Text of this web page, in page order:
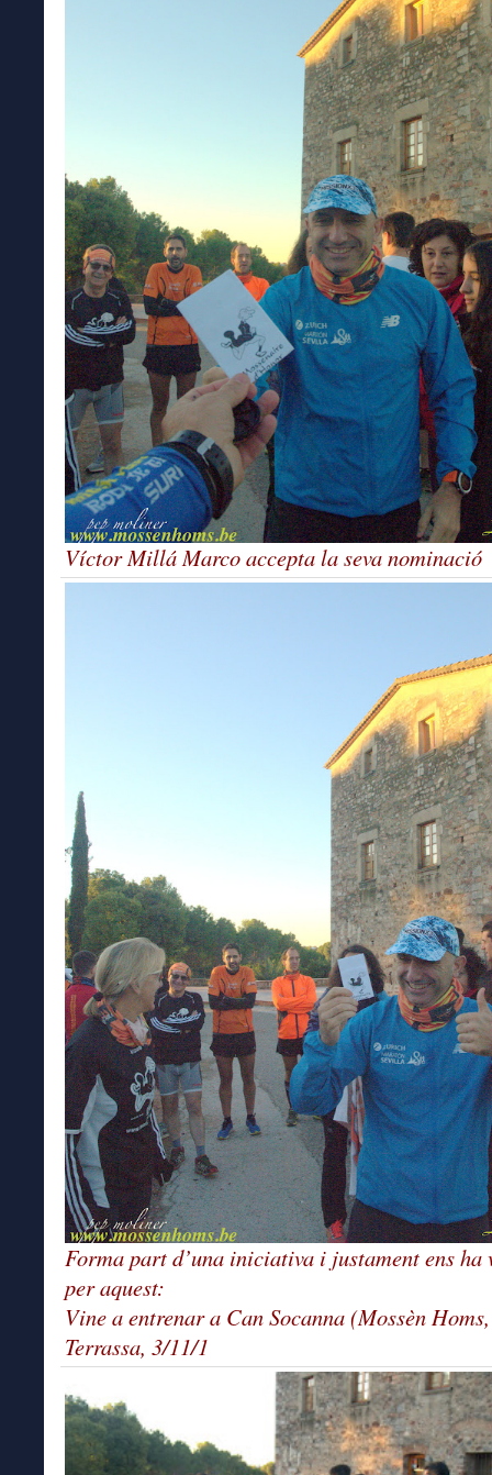
Víctor Millá Marco accepta la seva nominació
Forma part d’una iniciativa i justament ens ha
per aquest:
Vine a entrenar a Can Socanna (Mossèn Homs,
Terrassa, 3/11/1